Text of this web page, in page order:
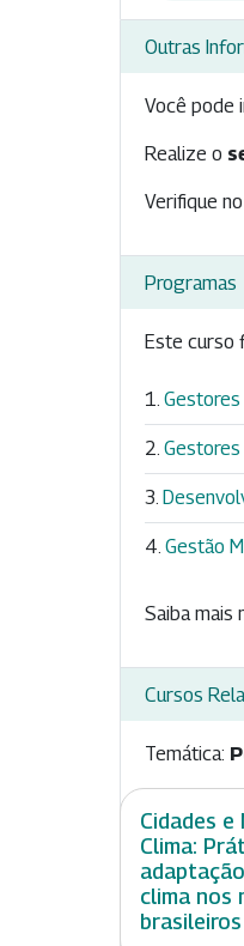
Outras
Você pode
Realize o
Verifique
Programas
Este curso
Gestores
Gestores
Gestão
Saiba mais
Cursos
Temática:
Cidades e
Clima:
clima nos
brasileiros